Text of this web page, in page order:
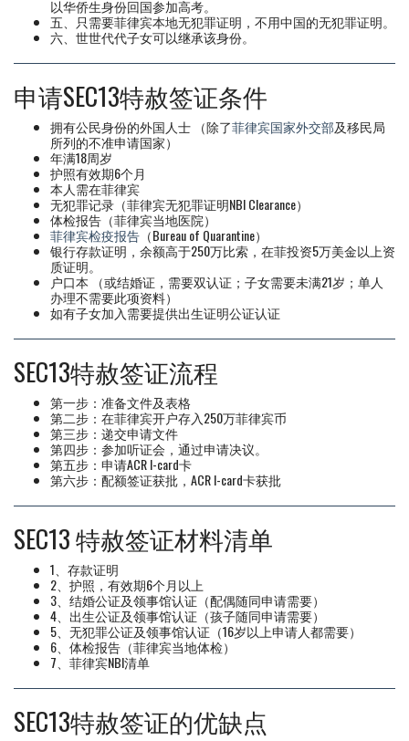
以华侨生身份回国参加高考。
五、只需要菲律宾本地无犯罪证明，不用中国的无犯罪证明。
六、世世代代子女可以继承该身份。
申请SEC13特赦签证条件
拥有公民身份的外国人士 （除了菲律宾国家外交部及移民局
所列的不准申请国家）
年满18周岁
护照有效期6个月
本人需在菲律宾
无犯罪记录（菲律宾无犯罪证明NBI Clearance）
体检报告（菲律宾当地医院）
菲律宾检疫报告 （Bureau of Quarantine）
银行存款证明，余额高于250万比索，在菲投资5万美金以上资
质证明。
户口本 （或结婚证，需要双认证；子女需要未满21岁；单人
办理不需要此项资料）
如有子女加入需要提供出生证明公证认证
SEC13特赦签证流程
第一步：准备文件及表格
第二步：在菲律宾开户存入250万菲律宾币
第三步：递交申请文件
第四步：参加听证会，通过申请决议。
第五步：申请ACR I-card卡
第六步：配额签证获批，ACR I-card卡获批
SEC13 特赦签证材料清单
1、存款证明
2、护照，有效期6个月以上
3、结婚公证及领事馆认证（配偶随同申请需要）
4、出生公证及领事馆认证（孩子随同申请需要）
5、无犯罪公证及领事馆认证（16岁以上申请人都需要）
6、体检报告（菲律宾当地体检）
7、菲律宾NBI清单
SEC13特赦签证的优缺点